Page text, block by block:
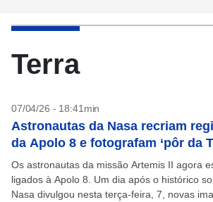
Terra
07/04/26 - 18:41min
Astronautas da Nasa recriam
da Apolo 8 e fotografam ‘pôr da
Os astronautas da missão Artemis II agora
ligados à Apolo 8. Um dia após o histórico
Nasa divulgou nesta terça-feira, 7, novas